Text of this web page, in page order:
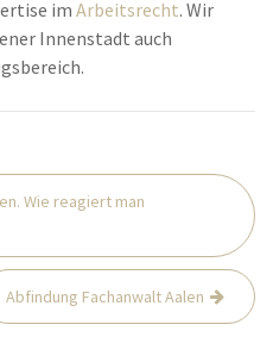
im Arbeitsrecht. Wir
Innenstadt auch
Wie reagiert man
Abfindung Fachanwalt Aalen